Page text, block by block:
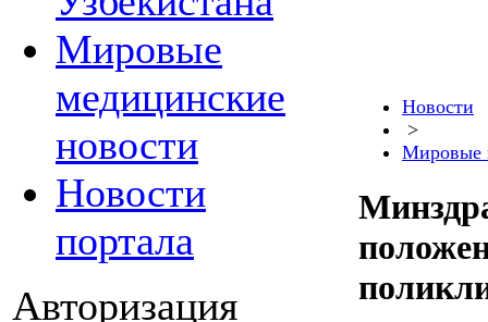
Мировые
медицинские
новости
Новости
портала
Авторизация
Новости
>
Мировые